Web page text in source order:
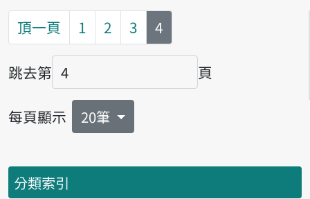
頂一頁 1 2 3 第
4
跳去第
頁碼
頁
每頁顯示 20筆
分類索引